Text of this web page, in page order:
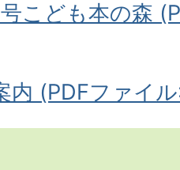
こども本の森
内 (PDFファイ